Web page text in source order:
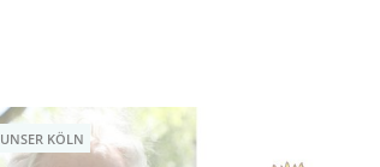
UNSER KÖLN